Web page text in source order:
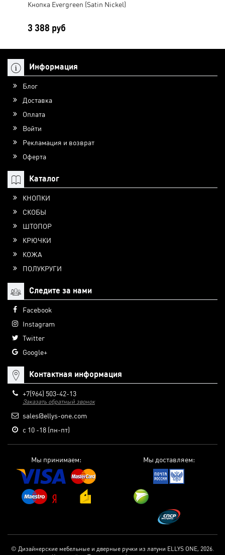
Кнопка Evergreen (Satin Nickel)
3 388 руб
Информация
Блог
Доставка
Оплата
Войти
Рекламация и возврат
Оферта
Каталог
КНОПКИ
СКОБЫ
ШТОПОР
КРЮЧКИ
КОЖА
ПОЛУКРУГИ
Следите за нами
Facebook
Instagram
Twitter
Google+
Контактная информация
+7(964) 503-42-13
Заказать обратный звонок
sales@ellys-one.com
с 10 -18 (пн-пт)
Мы принимаем: Мы доставляем:
© Дизайнерские мебельные и дверные ручки из латуни ELLYS ONE, 2026.